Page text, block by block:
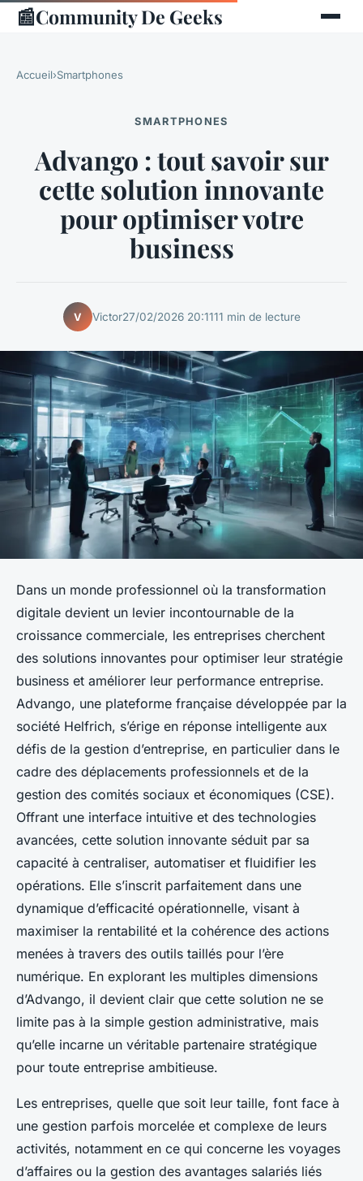
📰Community De Geeks
Accueil›Smartphones
SMARTPHONES
Advango : tout savoir sur
cette solution innovante
pour optimiser votre
business
V Victor27/02/2026 20:1111 min de lecture
Dans un monde professionnel où la transformation
digitale devient un levier incontournable de la
croissance commerciale, les entreprises cherchent
des solutions innovantes pour optimiser leur stratégie
business et améliorer leur performance entreprise.
Advango, une plateforme française développée par la
société Helfrich, s’érige en réponse intelligente aux
défis de la gestion d’entreprise, en particulier dans le
cadre des déplacements professionnels et de la
gestion des comités sociaux et économiques (CSE).
Offrant une interface intuitive et des technologies
avancées, cette solution innovante séduit par sa
capacité à centraliser, automatiser et fluidifier les
opérations. Elle s’inscrit parfaitement dans une
dynamique d’efficacité opérationnelle, visant à
maximiser la rentabilité et la cohérence des actions
menées à travers des outils taillés pour l’ère
numérique. En explorant les multiples dimensions
d’Advango, il devient clair que cette solution ne se
limite pas à la simple gestion administrative, mais
qu’elle incarne un véritable partenaire stratégique
pour toute entreprise ambitieuse.
Les entreprises, quelle que soit leur taille, font face à
une gestion parfois morcelée et complexe de leurs
activités, notamment en ce qui concerne les voyages
d’affaires ou la gestion des avantages salariés liés